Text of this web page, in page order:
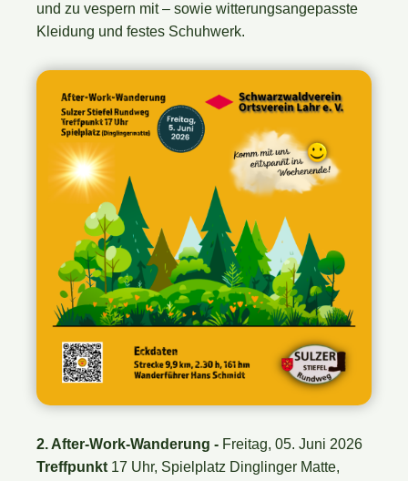
und zu vespern mit – sowie witterungsangepasste
Kleidung und festes Schuhwerk.
2. After-Work-Wanderung - Freitag, 05. Juni 2026
Treffpunkt 17 Uhr, Spielplatz Dinglinger Matte,